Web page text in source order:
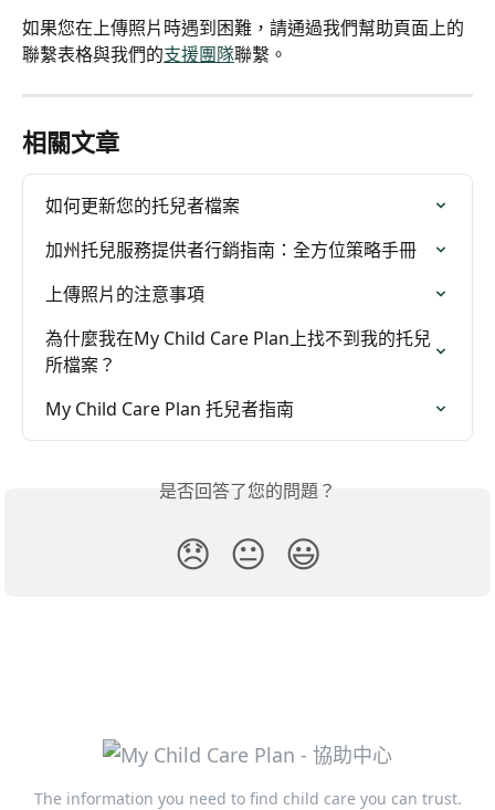
如果您在上傳照片時遇到困難，請通過我們幫助頁面上的
聯繫表格與我們的支援團隊聯繫。
相關文章
如何更新您的托兒者檔案
加州托兒服務提供者行銷指南：全方位策略手冊
上傳照片的注意事項
為什麼我在My Child Care Plan上找不到我的托兒
所檔案？
My Child Care Plan 托兒者指南
是否回答了您的問題？
😞 😐 😃
The information you need to find child care you can trust.